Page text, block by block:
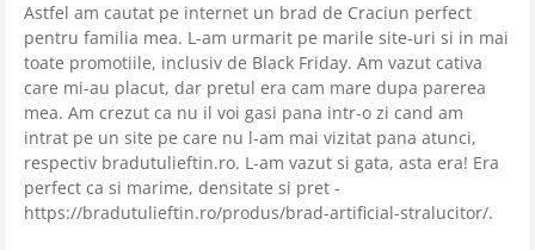
Astfel am cautat pe internet un brad de Craciun perfect
pentru familia mea. L-am urmarit pe marile site-uri si in mai
toate promotiile, inclusiv de Black Friday. Am vazut cativa
care mi-au placut, dar pretul era cam mare dupa parerea
mea. Am crezut ca nu il voi gasi pana intr-o zi cand am
intrat pe un site pe care nu l-am mai vizitat pana atunci,
respectiv bradutulieftin.ro. L-am vazut si gata, asta era! Era
perfect ca si marime, densitate si pret -
https://bradutulieftin.ro/produs/brad-artificial-stralucitor/.